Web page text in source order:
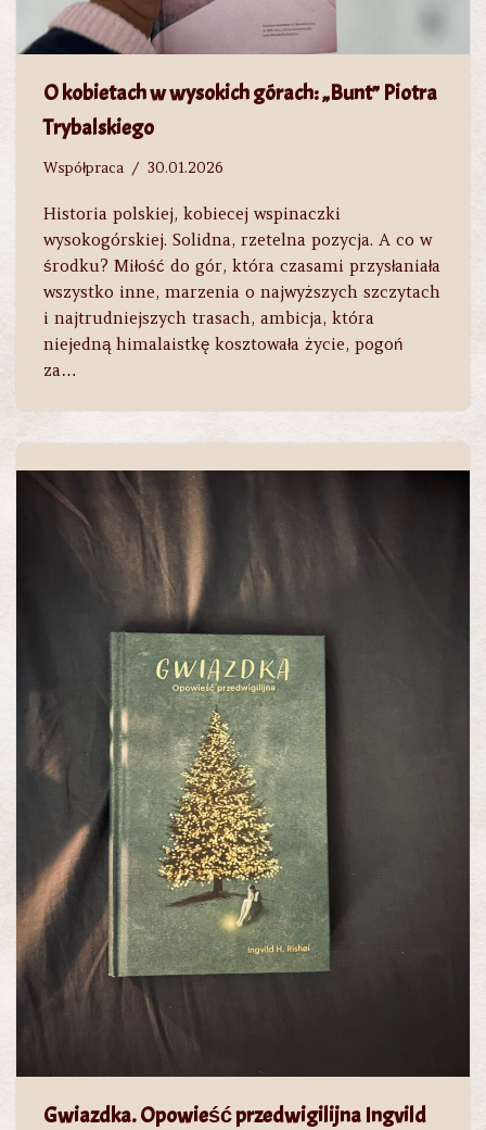
O kobietach w wysokich górach: „Bunt” Piotra
Trybalskiego
Współpraca 30.01.2026
Historia polskiej, kobiecej wspinaczki
wysokogórskiej. Solidna, rzetelna pozycja. A co w
środku? Miłość do gór, która czasami przysłaniała
wszystko inne, marzenia o najwyższych szczytach
i najtrudniejszych trasach, ambicja, która
niejedną himalaistkę kosztowała życie, pogoń
za…
Gwiazdka. Opowieść przedwigilijna Ingvild